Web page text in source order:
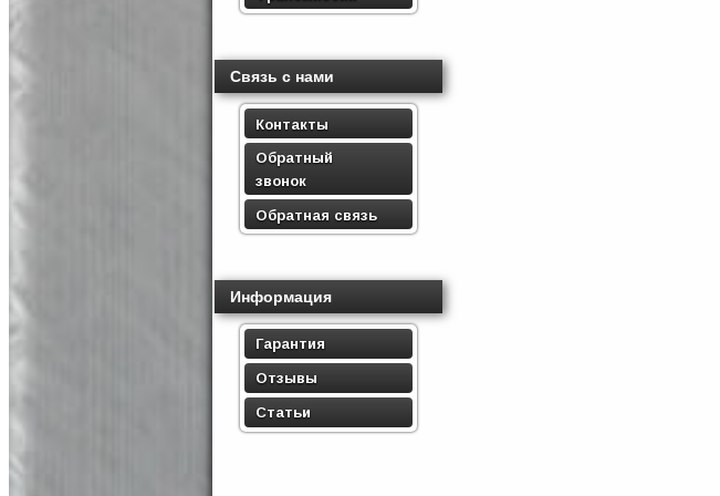
Связь с нами
Контакты
Обратный
звонок
Обратная связь
Информация
Гарантия
Отзывы
Статьи